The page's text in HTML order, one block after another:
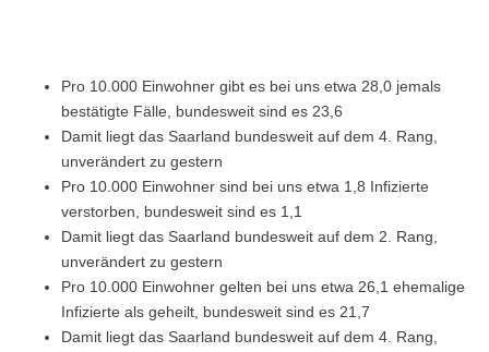
Pro 10.000 Einwohner gibt es bei uns etwa 28,0 jemals
bestätigte Fälle, bundesweit sind es 23,6
Damit liegt das Saarland bundesweit auf dem 4. Rang,
unverändert zu gestern
Pro 10.000 Einwohner sind bei uns etwa 1,8 Infizierte
verstorben, bundesweit sind es 1,1
Damit liegt das Saarland bundesweit auf dem 2. Rang,
unverändert zu gestern
Pro 10.000 Einwohner gelten bei uns etwa 26,1 ehemalige
Infizierte als geheilt, bundesweit sind es 21,7
Damit liegt das Saarland bundesweit auf dem 4. Rang,